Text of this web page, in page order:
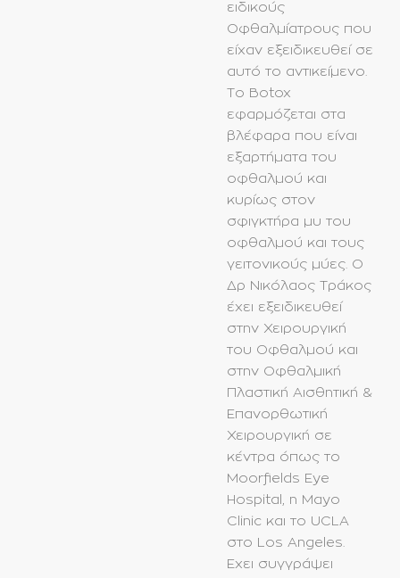
ειδικούς
Οφθαλμίατρους που
είχαν εξειδικευθεί σε
αυτό το αντικείμενο.
Το Botox
εφαρμόζεται στα
βλέφαρα που είναι
εξαρτήματα του
οφθαλμού και
κυρίως στον
σφιγκτήρα μυ του
οφθαλμού και τους
γειτονικούς μύες. Ο
Δρ Νικόλαος Τράκος
έχει εξειδικευθεί
στην Χειρουργική
του Οφθαλμού και
στην Οφθαλμική
Πλαστική Αισθητική &
Επανορθωτική
Χειρουργική σε
κέντρα όπως το
Moorfields Eye
Hospital, η Μayo
Clinic και το UCLA
στο Los Angeles.
Εχει συγγράψει